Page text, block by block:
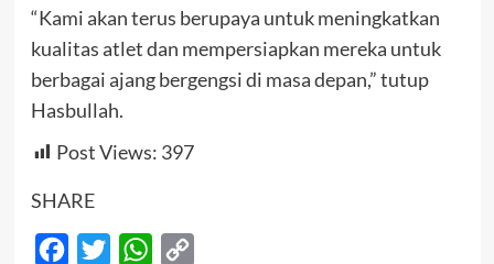
“Kami akan terus berupaya untuk meningkatkan
kualitas atlet dan mempersiapkan mereka untuk
berbagai ajang bergengsi di masa depan,” tutup
Hasbullah.
Post Views: 397
SHARE
Facebook
Twitter WhatsApp